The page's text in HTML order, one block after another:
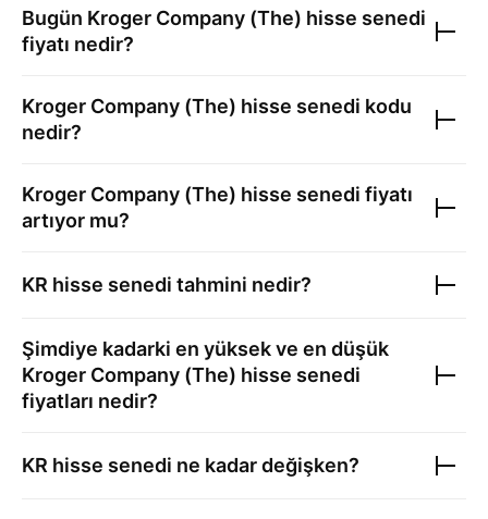
Bugün Kroger Company (The) hisse senedi
fiyatı nedir?
Kroger Company (The) hisse senedi kodu
nedir?
Kroger Company (The) hisse senedi fiyatı
artıyor mu?
KR hisse senedi tahmini nedir?
Şimdiye kadarki en yüksek ve en düşük
Kroger Company (The) hisse senedi
fiyatları nedir?
KR hisse senedi ne kadar değişken?